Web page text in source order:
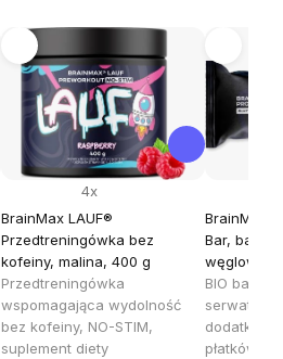
BrainMax LAUF®
Przedtreningówka bez
kofeiny, malina, 400 g
Przedtreningówka
wspomagająca wydolność
bez kofeiny, NO-STIM,
suplement diety
4x
BrainMax
Bar, baton
BIO baton
dodatkiem
płatków